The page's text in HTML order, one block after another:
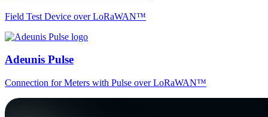
Field Test Device over LoRaWAN™
Adeunis Pulse
Connection for Meters with Pulse over LoRaWAN™